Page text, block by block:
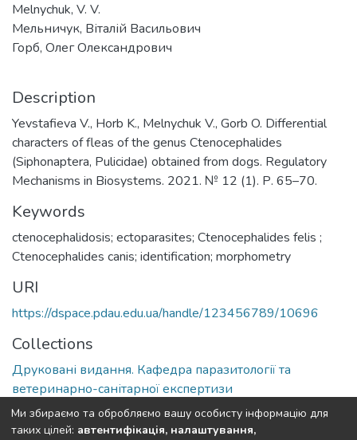
Melnychuk, V. V.
Мельничук, Віталій Васильович
Горб, Олег Олександрович
Description
Yevstafieva V., Horb K., Melnychuk V., Gorb O. Differential
characters of fleas of the genus Ctenocephalides
(Siphonaptera, Pulicidae) obtained from dogs. Regulatory
Mechanisms in Biosystems. 2021. № 12 (1). Р. 65–70.
Keywords
ctenocephalidosis; ectoparasites; Ctenocephalides felis ;
Ctenocephalides canis; identification; morphometry
URI
https://dspace.pdau.edu.ua/handle/123456789/10696
Collections
Друковані видання. Кафедра паразитології та
ветеринарно-санітарної експертизи
Full item page
Ми збираємо та обробляємо вашу особисту інформацію для
таких цілей: автентифікація, налаштування,